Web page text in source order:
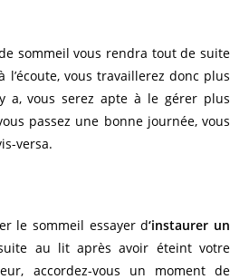
sommeil vous rendra tout de suite
vous travaillerez donc plus
a, vous serez apte à le gérer plus
passez une bonne journée, vous
versa.
le sommeil essayer d‘instaurer un
au lit après avoir éteint votre
accordez-vous un moment de